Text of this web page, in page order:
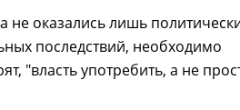
не оказались лишь
последствий, необходимо
"власть употребить, а не